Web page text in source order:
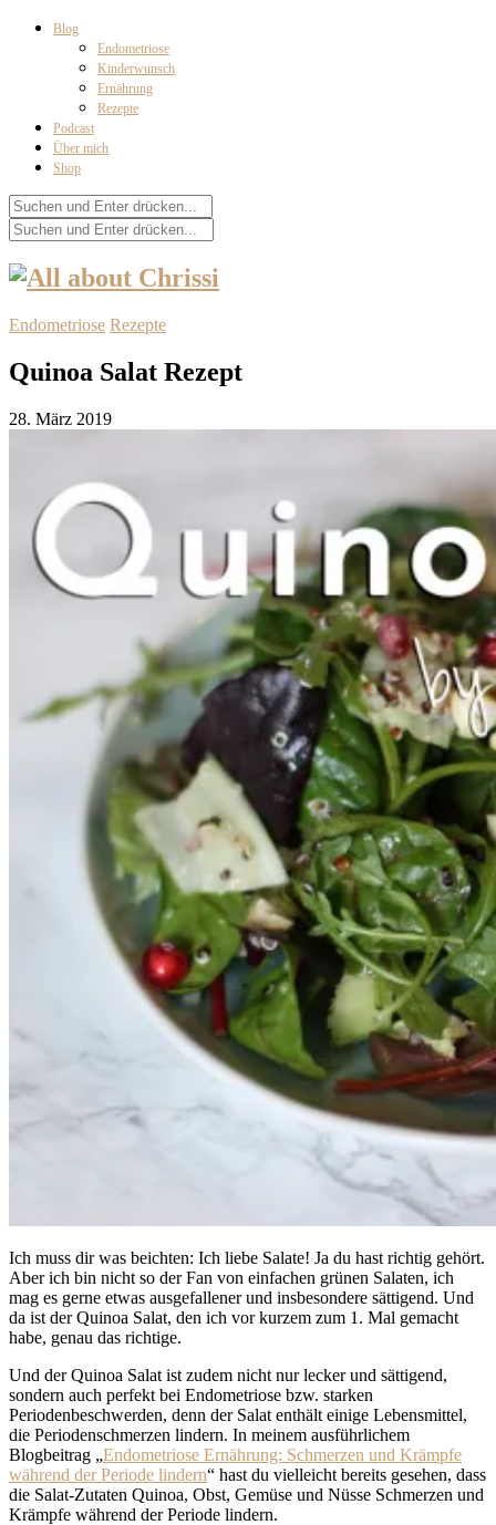
Blog
Endometriose
Kinderwunsch
Ernährung
Rezepte
Podcast
Über mich
Shop
Endometriose Rezepte
Quinoa Salat Rezept
28. März 2019
Ich muss dir was beichten: Ich liebe Salate! Ja du hast richtig gehört.
Aber ich bin nicht so der Fan von einfachen grünen Salaten, ich
mag es gerne etwas ausgefallener und insbesondere sättigend. Und
da ist der Quinoa Salat, den ich vor kurzem zum 1. Mal gemacht
habe, genau das richtige.
Und der Quinoa Salat ist zudem nicht nur lecker und sättigend,
sondern auch perfekt bei Endometriose bzw. starken
Periodenbeschwerden, denn der Salat enthält einige Lebensmittel,
die Periodenschmerzen lindern. In meinem ausführlichem
Blogbeitrag „Endometriose Ernährung: Schmerzen und Krämpfe
während der Periode lindern“ hast du vielleicht bereits gesehen, dass
die Salat-Zutaten Quinoa, Obst, Gemüse und Nüsse Schmerzen und
Krämpfe während der Periode lindern.